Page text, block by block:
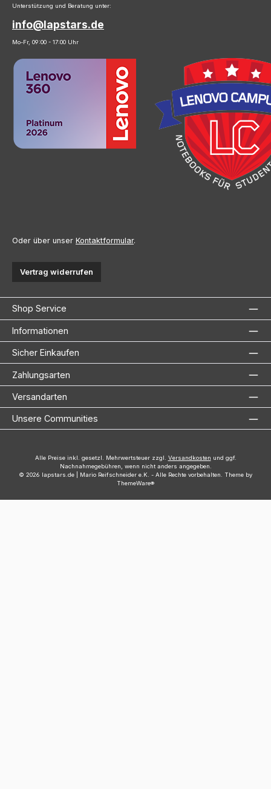
Unterstützung und Beratung unter:
info@lapstars.de
Mo-Fr, 09:00 - 17:00 Uhr
Oder über unser Kontaktformular.
Vertrag widerrufen
Shop Service
Informationen
Sicher Einkaufen
Zahlungsarten
Versandarten
Unsere Communities
Alle Preise inkl. gesetzl. Mehrwertsteuer zzgl. Versandkosten und ggf.
Nachnahmegebühren, wenn nicht anders angegeben.
© 2026 lapstars.de | Mario Reifschneider e.K. - Alle Rechte vorbehalten. Theme by
ThemeWare®